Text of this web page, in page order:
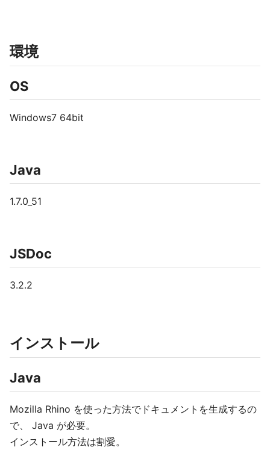
環境
OS
Windows7 64bit
Java
1.7.0_51
JSDoc
3.2.2
インストール
Java
Mozilla Rhino を使った方法でドキュメントを生成するの
で、 Java が必要。
インストール方法は割愛。